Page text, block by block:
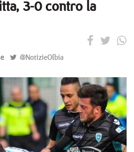
3-0 contro la
@NotizieOlbia